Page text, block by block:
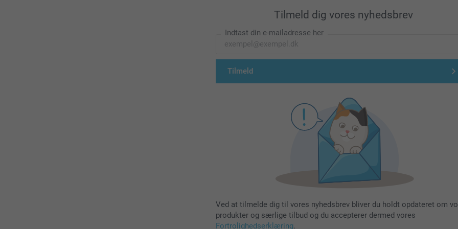
Tilmeld dig vores nyhedsbrev
Indtast din e-mailadresse her
Tilmeld
Ved at tilmelde dig til vores nyhedsbrev bliver du holdt opdateret om
produkter og særlige tilbud og du accepterer dermed vores
Fortrolighedserklæring.